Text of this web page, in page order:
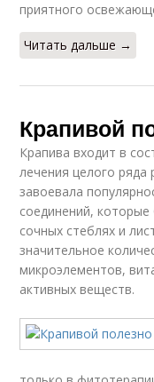
приятного
Читать дальше →
Крапивой
Крапива входит в
лечения целого ряда
завоевала
соединений,
сочных стеблях и
значительное
микроэлементов,
активных веществ.